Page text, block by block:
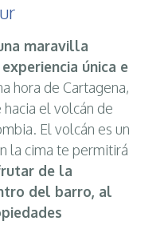
maravilla
única e
hora de Cartagena,
el volcán de
El volcán es un
la cima te permitirá
de la
del barro, al